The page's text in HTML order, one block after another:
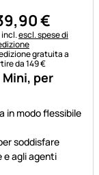
per
in modo flessibile
soddisfare
e agli agenti
,90€
fiscali:
incl.escl. spese di
gratuita a
da 149 €